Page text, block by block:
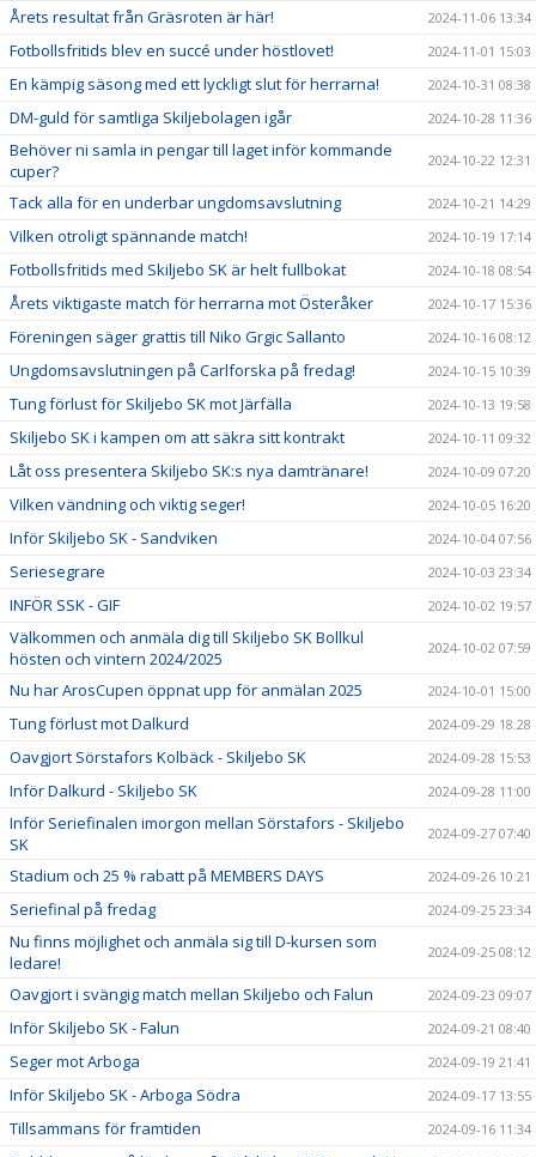
Årets resultat från Gräsroten är här! 2024-11-06 13:34
Fotbollsfritids blev en succé under höstlovet! 2024-11-01 15:03
En kämpig säsong med ett lyckligt slut för herrarna! 2024-10-31 08:38
DM-guld för samtliga Skiljebolagen igår 2024-10-28 11:36
Behöver ni samla in pengar till laget inför kommande
cuper?
2024-10-22 12:31
Tack alla för en underbar ungdomsavslutning 2024-10-21 14:29
Vilken otroligt spännande match! 2024-10-19 17:14
Fotbollsfritids med Skiljebo SK är helt fullbokat 2024-10-18 08:54
Årets viktigaste match för herrarna mot Österåker 2024-10-17 15:36
Föreningen säger grattis till Niko Grgic Sallanto 2024-10-16 08:12
Ungdomsavslutningen på Carlforska på fredag! 2024-10-15 10:39
Tung förlust för Skiljebo SK mot Järfälla 2024-10-13 19:58
Skiljebo SK i kampen om att säkra sitt kontrakt 2024-10-11 09:32
Låt oss presentera Skiljebo SK:s nya damtränare! 2024-10-09 07:20
Vilken vändning och viktig seger! 2024-10-05 16:20
Inför Skiljebo SK - Sandviken 2024-10-04 07:56
Seriesegrare 2024-10-03 23:34
INFÖR SSK - GIF 2024-10-02 19:57
Välkommen och anmäla dig till Skiljebo SK Bollkul
hösten och vintern 2024/2025
2024-10-02 07:59
Nu har ArosCupen öppnat upp för anmälan 2025 2024-10-01 15:00
Tung förlust mot Dalkurd 2024-09-29 18:28
Oavgjort Sörstafors Kolbäck - Skiljebo SK 2024-09-28 15:53
Inför Dalkurd - Skiljebo SK 2024-09-28 11:00
Inför Seriefinalen imorgon mellan Sörstafors - Skiljebo
SK
2024-09-27 07:40
Stadium och 25 % rabatt på MEMBERS DAYS 2024-09-26 10:21
Seriefinal på fredag 2024-09-25 23:34
Nu finns möjlighet och anmäla sig till D-kursen som
ledare!
2024-09-25 08:12
Oavgjort i svängig match mellan Skiljebo och Falun 2024-09-23 09:07
Inför Skiljebo SK - Falun 2024-09-21 08:40
Seger mot Arboga 2024-09-19 21:41
Inför Skiljebo SK - Arboga Södra 2024-09-17 13:55
Tillsammans för framtiden 2024-09-16 11:34